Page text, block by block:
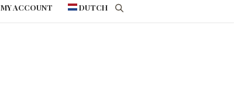
MY ACCOUNT DUTCH